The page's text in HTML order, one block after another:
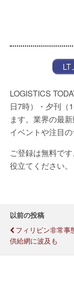
LOGISTICS
日7時）・夕刊（
ます。業界の最
イベントや注目
ご登録は無料で
役立てください。
以前の投稿
フィリピン非常事
供給網に波及も